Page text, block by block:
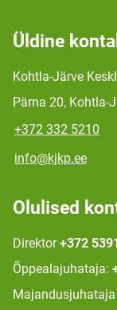
Üldine
Kohtla-Järve
Pärna 20, Kohtla-
+372 332 5210
info@kjkp.ee
Olulised
Direktor +372
Õppealajuhataja:
Majandusjuhataja